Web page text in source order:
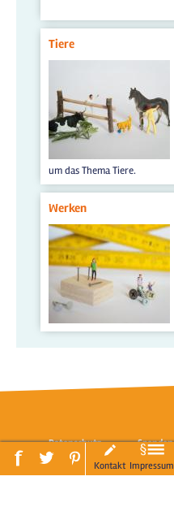
Tiere
um das Thema Tiere.
Werken
Datenschutz Spenden
Kontakt Impressum